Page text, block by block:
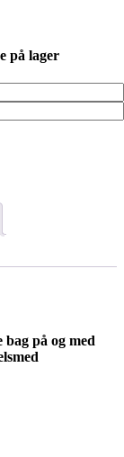
på lager
bag på og med